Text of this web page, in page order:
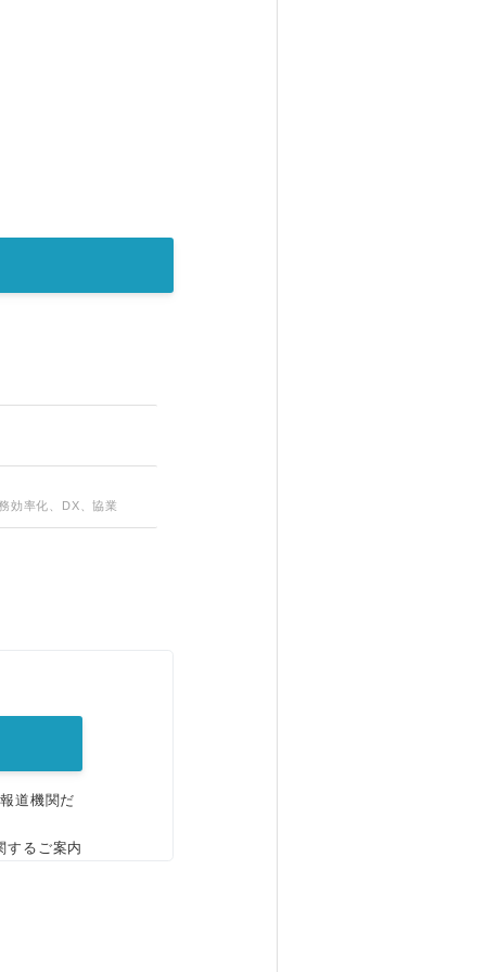
効率化、DX、協業
道機関だ
するご案内